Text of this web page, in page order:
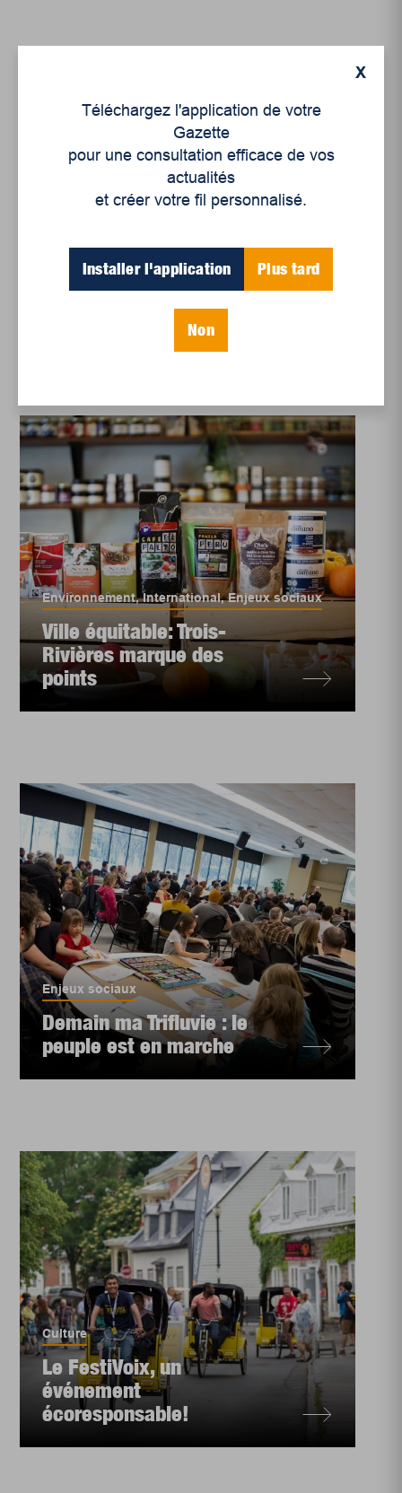
pour une de nos
chroniqueuses, Audrey
Environnement,International,Enjeux sociaux
Ville équitable: Trois-
Rivières marque des
points
Enjeux sociaux
Demain ma Trifluvie : le
peuple est en marche
Culture
Le FestiVoix, un
événement
écoresponsable!
X
Téléchargez l'application de votre
Gazette
pour une consultation efficace de vos
actualités
et créer votre fil personnalisé.
Installer l'application Plus tard
Non